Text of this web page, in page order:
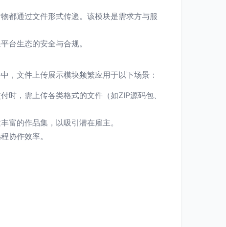
都通过文件形式传递。该模块是需求方与服
台生态的安全与合规。
，文件上传展示模块频繁应用于以下场景：
时，需上传各类格式的文件（如ZIP源码包、
富的作品集，以吸引潜在雇主。
协作效率。